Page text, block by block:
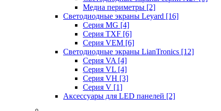
Медиа периметры [2]
Светодиодные экраны Leyard [16]
Серия MG [4]
Серия TXF [6]
Серия VEM [6]
Светодиодные экраны LianTronics [12]
Серия VA [4]
Серия VL [4]
Серия VH [3]
Серия V [1]
Аксессуары для LED панелей [2]